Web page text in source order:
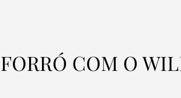
FORRÓ COM O